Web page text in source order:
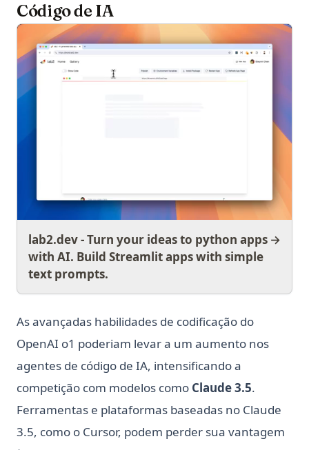
Código de IA
lab2.dev - Turn your ideas to python apps
with AI. Build Streamlit apps with simple
text prompts.
→
As avançadas habilidades de codificação do
OpenAI o1 poderiam levar a um aumento nos
agentes de código de IA, intensificando a
competição com modelos como Claude 3.5.
Ferramentas e plataformas baseadas no Claude
3.5, como o Cursor, podem perder sua vantagem